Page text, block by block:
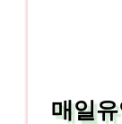
매일